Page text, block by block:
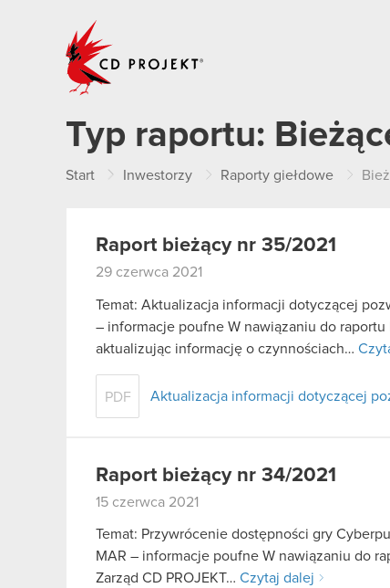
Typ raportu:
Start Inwestorzy Raporty giełdowe
Raport bieżący nr 35/2021
29 czerwca 2021
Temat: Aktualizacja informacji dotyczącej
– informacje poufne W nawiązaniu do raportu
aktualizując informację o czynnościach…
PDF Aktualizacja informacji dotyczącej
Raport bieżący nr 34/2021
15 czerwca 2021
Temat: Przywrócenie dostępności gry
MAR – informacje poufne W nawiązaniu do
Zarząd CD PROJEKT… Czytaj dalej